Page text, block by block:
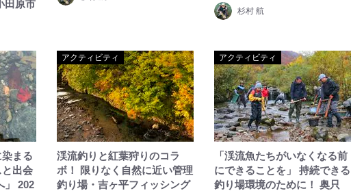
田原市
杉村 航
染まる
出会
」 202
アクティビティ
渓流釣りと紅葉狩りのコラ
ボ！ 限りなく自然に近い管理
釣り場・吉ヶ平フィッシング
アクティビティ
「渓流魚たちがいなくなる前
にできることを」 持続できる
釣り場環境のために！ 奥只